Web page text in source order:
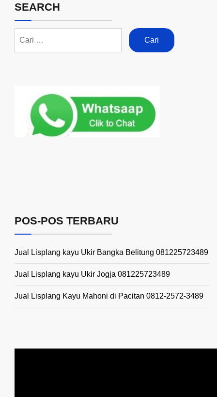
SEARCH
POS-POS TERBARU
Jual Lisplang kayu Ukir Bangka Belitung 081225723489
Jual Lisplang kayu Ukir Jogja 081225723489
Jual Lisplang Kayu Mahoni di Pacitan 0812-2572-3489